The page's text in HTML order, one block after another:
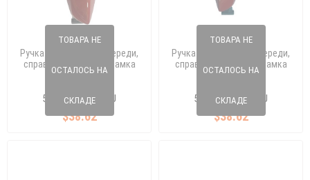
ТОВАРА НЕ
ОСТАЛОСЬ НА
СКЛАДЕ
Ручка двери сзади, спереди,
справа , без вставки замка
PASSAT 15 510837205J GRU
$38.62
510 837 205 J GRU
ТОВАРА НЕ
ОСТАЛОСЬ НА
СКЛАДЕ
Ручка двери сзади, спереди,
справа , без вставки замка
PASSAT 15 510837206J GRU
$38.62
510 837 206 J GRU